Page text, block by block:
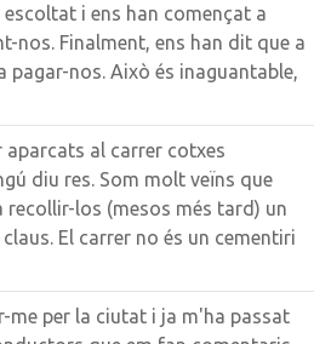
i ens han començat a
nos. Finalment, ens han dit que a
pagar-nos. Això és inaguantable,
aparcats al carrer cotxes
diu res. Som molt veïns que
los (mesos més tard) un
El carrer no és un cementiri
me per la ciutat i ja m'ha passat